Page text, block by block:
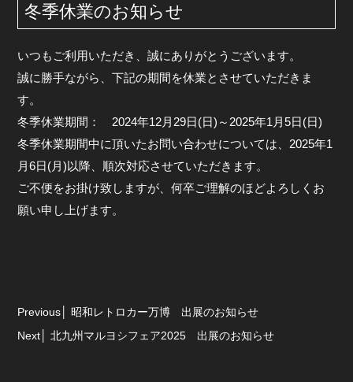
冬季休業のお知らせ
いつもご利用いただき、誠にありがとうございます。
誠に勝手ながら、下記の期間を休業とさせていただきま
す。
冬季休業期間： 2024年12月29日(日)～2025年1月5日(日)
冬季休業期間中に頂いたお問い合わせについては、2025年1
月6日(月)以降、順次対応させていただきます。
ご不便をお掛け致しますが、何卒ご理解のほどよろしくお
願い申し上げます。
Previous
昭和レトロカー万博 出展のお知らせ
Next
北九州マルヨシフェア2025 出展のお知らせ